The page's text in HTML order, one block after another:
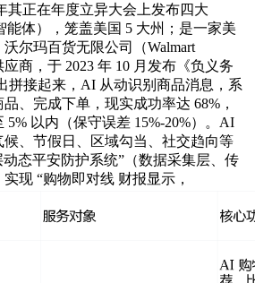
其正在年度立异大会上发布四大
能体），笼盖美国 5 大州；是一家美
尔玛百货无限公司（Walmart
商，于 2023 年 10 月发布《负义务
拼接起来，AI 从动识别商品消息，系
、完成下单，现实成功率达 68%，
以内（保守误差 15%-20%）。AI
、节假日、区域勾当、社交趋向等
动态平安防护系统”（数据采集层、传
现 “购物即对线 财报显示，